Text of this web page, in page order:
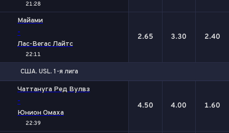
21:28
Майами
-
Лас-Вегас Лайтс
22:11
2.65 3.30 2.40
США. USL. 1-я лига
Чаттануга Ред Вулвз
-
Юнион Омаха
22:39
4.50 4.00 1.60